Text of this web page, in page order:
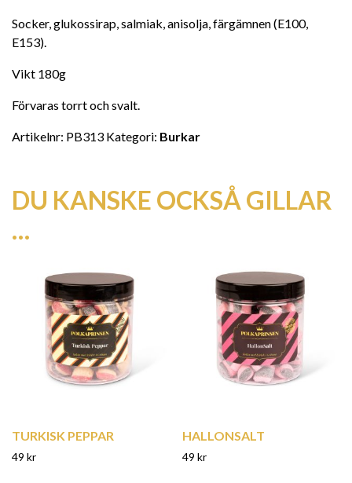
Socker, glukossirap, salmiak, anisolja, färgämnen (E100,
E153).
Vikt 180g
Förvaras torrt och svalt.
Artikelnr: PB313 Kategori: Burkar
DU KANSKE OCKSÅ GILLAR
…
TURKISK PEPPAR
49 kr
HALLONSALT
49kr